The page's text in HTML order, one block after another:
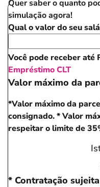
Quer saber o quanto
simulação agora!
Qual o valor do seu
Você pode receber até
Empréstimo CLT
Valor máximo da
*Valor máximo da
consignado.* Valor
respeitar o limite de
* Contratação